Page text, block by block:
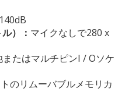
）： マイクなしで280 x
またはマルチピンI / Oソケ
のリムーバブルメモリカ